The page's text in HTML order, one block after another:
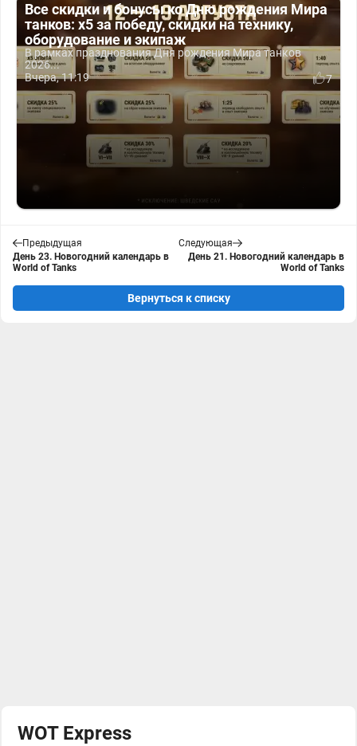
Все скидки и бонусы ко Дню рождения Мира
танков: x5 за победу, скидки на технику,
оборудование и экипаж
В рамках празднования Дня рождения Мира танков
2026...
Вчера, 11:19
7
Предыдущая
День 23. Новогодний календарь в
World of Tanks
Следующая
День 21. Новогодний календарь в
World of Tanks
Вернуться к списку
WOT Express